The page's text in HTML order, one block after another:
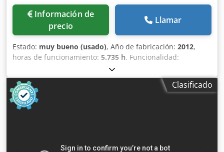
Información de
precio
Llamar
Estado: muy bueno (usado), Año de fabricación: 2012,
horas de funcionamiento: 5.735 h, Funcionalidad:
, Compresor de tornillo sin aceite
Atlas Copco ZR90 90 kW 7,50 bares 14 m³/min Año de
fabricación: 2012 Horas de funcionamiento: 5735
Crsdpfxjzqvvas Aqqof
Clasificado